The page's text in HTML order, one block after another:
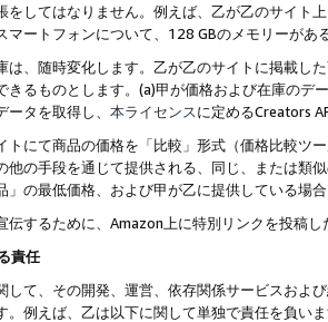
をしてはなりません。例えば、乙が乙のサイト
マートフォンについて、128 GBのメモリーがあ
は、随時変化します。乙が乙のサイトに掲載し
きるものとします。(a)甲が価格および在庫の
タを取得し、 本ライセンスに定めるCreators
トにて商品の価格を「比較」形式（価格比較ツ
他の手段を通じて提供される、同じ、または類
」の最低価格、および甲が乙に提供している場
伝するために、Amazon上に特別リンクを投稿
責任
して、その開発、運営、依存関係サービスおよ
。例えば、乙は以下に関して単独で責任を負い